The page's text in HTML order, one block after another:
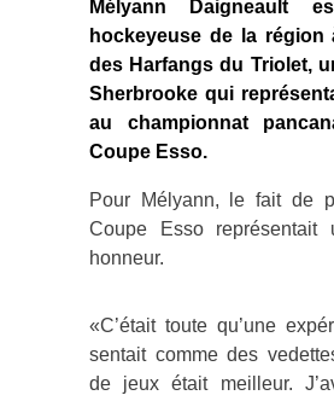
Mélyann Daigneault
hockeyeuse de la région
des Harfangs du Triolet,
Sherbrooke qui
au championnat
Coupe Esso.
Pour Mélyann, le fait de
Coupe Esso
honneur.
«C’était toute qu’une
sentait comme des
de jeux était meilleur.